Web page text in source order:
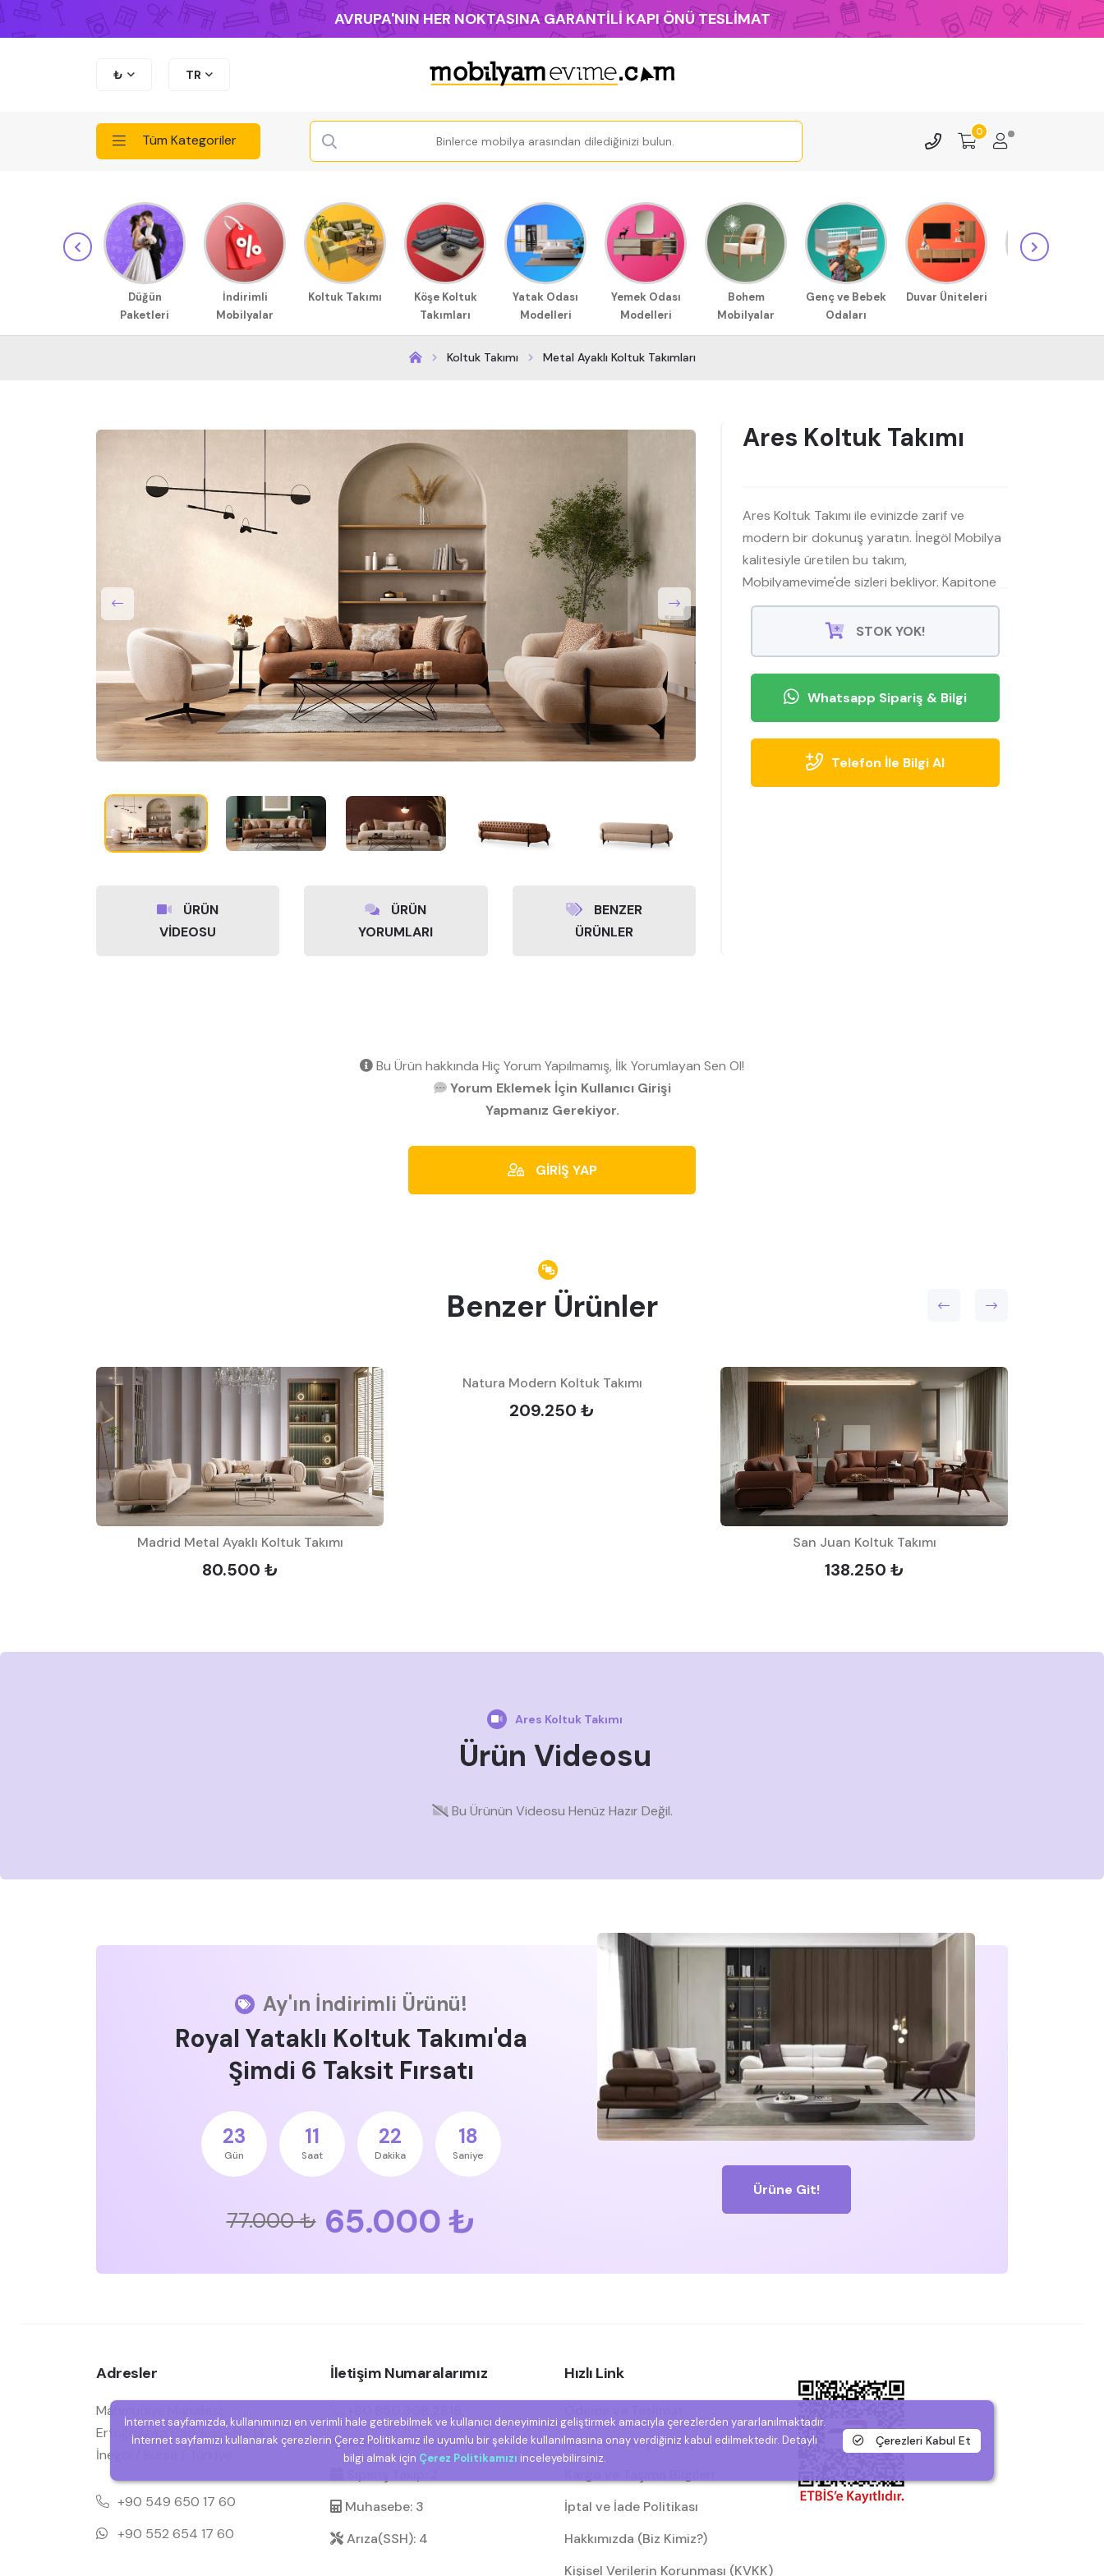
AVRUPA'NIN HER NOKTASINA GARANTİLİ KAPI ÖNÜ TESLİMAT
₺ TR
Tüm Kategoriler 0
Düğün
Paketleri
İndirimli
Mobilyalar
Koltuk Takımı
Köşe Koltuk
Takımları
Yatak Odası
Modelleri
Yemek Odası
Modelleri
Bohem
Mobilyalar
Genç ve Bebek
Odaları
Duvar Üniteleri
Koltuk Takımı Metal Ayaklı Koltuk Takımları
ÜRÜN
VİDEOSU
ÜRÜN
YORUMLARI
BENZER
ÜRÜNLER
Ares Koltuk Takımı
Ares Koltuk Takımı ile evinizde zarif ve
modern bir dokunuş yaratın. İnegöl Mobilya
kalitesiyle üretilen bu takım,
Mobilyamevime'de sizleri bekliyor. Kapitone
detaylı ve metal ayaklı tasarımıyla dikkat
çeken Ares Koltuk Takımı, estetik ve konforu
STOK YOK!
Whatsapp Sipariş & Bilgi
Telefon İle Bilgi Al
Bu Ürün hakkında Hiç Yorum Yapılmamış, İlk Yorumlayan Sen Ol!
Yorum Eklemek İçin Kullanıcı Girişi
Yapmanız Gerekiyor.
GİRİŞ YAP
Benzer Ürünler
Madrid Metal Ayaklı Koltuk Takımı
80.500 ₺
Natura Modern Koltuk Takımı
209.250 ₺
San Juan Koltuk Takımı
138.250 ₺
Ares Koltuk Takımı
Ürün Videosu
Bu Ürünün Videosu Henüz Hazır Değil.
Ay'ın İndirimli Ürünü!
Royal Yataklı Koltuk Takımı'da
Şimdi 6 Taksit Fırsatı
23
Gün
11
Saat
22
Dakika
17
Saniye
77.000 ₺ 65.000 ₺
Ürüne Git!
Adresler
Mahmudiye Mahallesi,
Ertuğrulgazi Caddesi - No:14,
İnegöl / Bursa / Türkiye
+90 549 650 17 60
+90 552 654 17 60
İletişim Numaralarımız
Müşteri Temsilcisi: 1
Muhasebe: 3
Arıza(SSH): 4
Hızlı Link
Mesafeli Satış Sözleşmesi
İptal ve İade Politikası
Hakkımızda (Biz Kimiz?)
Kişisel Verilerin Korunması (KVKK)
İnternet sayfamızda, kullanımınızı en verimli hale getirebilmek ve kullanıcı deneyiminizi geliştirmek amacıyla çerezlerden yararlanılmaktadır.
İnternet sayfamızı kullanarak çerezlerin Çerez Politikamız ile uyumlu bir şekilde kullanılmasına onay verdiğiniz kabul edilmektedir. Detaylı
bilgi almak için Çerez Politikamızı inceleyebilirsiniz.
Çerezleri Kabul Et